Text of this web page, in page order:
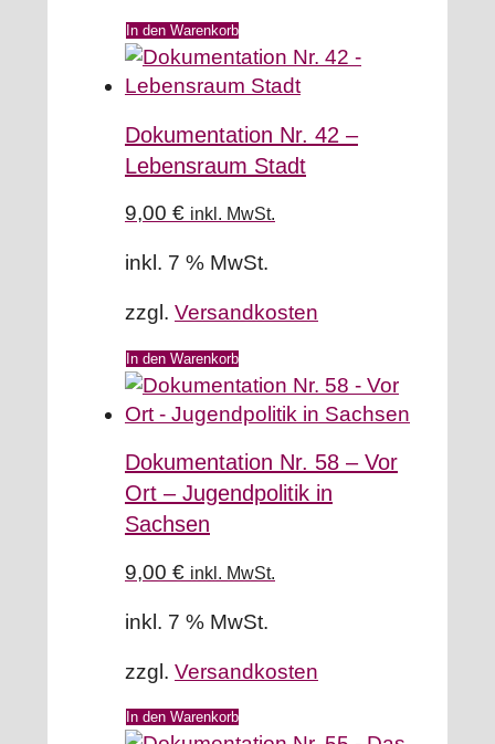
In den Warenkorb
Dokumentation Nr. 42 –
Lebensraum Stadt
9,00 € inkl. MwSt.
inkl. 7 % MwSt.
zzgl. Versandkosten
In den Warenkorb
Dokumentation Nr. 58 – Vor
Ort – Jugendpolitik in
Sachsen
9,00 € inkl. MwSt.
inkl. 7 % MwSt.
zzgl. Versandkosten
In den Warenkorb